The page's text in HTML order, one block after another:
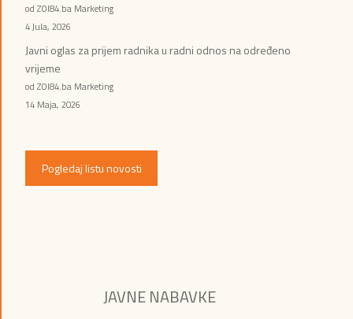
od ZOI84.ba Marketing
4 Jula, 2026
Javni oglas za prijem radnika u radni odnos na određeno
vrijeme
od ZOI84.ba Marketing
14 Maja, 2026
Pogledaj listu novosti
JAVNE NABAVKE